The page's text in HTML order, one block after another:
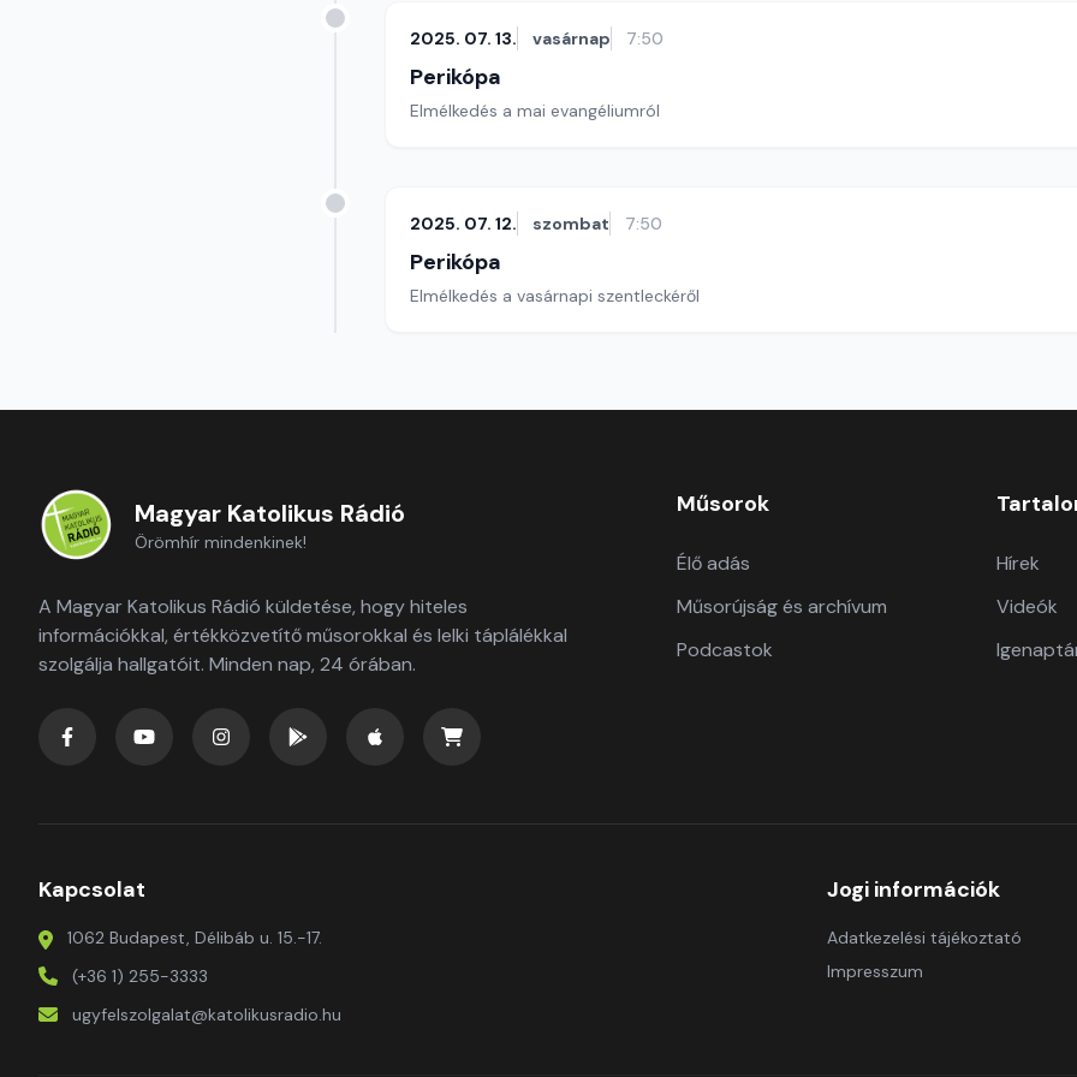
2025. 07. 13. vasárnap 7:50
Perikópa
Elmélkedés a mai evangéliumról
2025. 07. 12. szombat 7:50
Perikópa
Elmélkedés a vasárnapi szentleckéről
Magyar Katolikus Rádió
Örömhír mindenkinek!
A Magyar Katolikus Rádió küldetése, hogy hiteles
információkkal, értékközvetítő műsorokkal és lelki táplálékkal
szolgálja hallgatóit. Minden nap, 24 órában.
Műsorok
Élő adás
Műsorújság és archívum
Podcastok
Hírek
Videók
Kapcsolat
1062 Budapest, Délibáb u. 15.-17.
(+36 1) 255-3333
ugyfelszolgalat@katolikusradio.hu
Jogi információk
Adatkezelési tájékoztató
Impresszum